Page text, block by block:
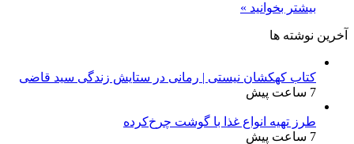
بیشتر بخوانید »
آخرین نوشته ها
کتاب کهکشان نیستی | رمانی در ستایش زندگی سید قاضی
7 ساعت پیش
طرز تهیه انواع غذا با گوشت چرخ‌کرده
7 ساعت پیش